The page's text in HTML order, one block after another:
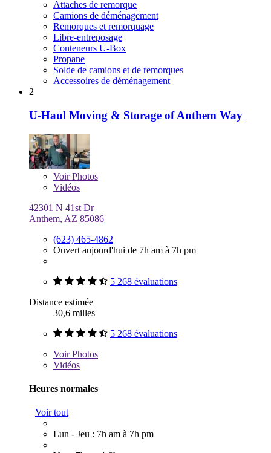
Attaches de remorque
Camions de déménagement
Remorques et remorquage
Libre-entreposage
Conteneurs U-Box
Propane
Solde de camions et de remorques
Accessoires de déménagement
2
U-Haul Moving & Storage of Anthem Way
VoirPhotos
Vidéos
42301 N 41st Dr
Anthem, AZ 85086
(623) 465-4862
Ouvert aujourd'hui de 7h am à 7h pm
5 268 évaluations
Distance estimée
30,6 milles
5 268 évaluations
VoirPhotos
Vidéos
Heures normales
Voir tout
Lun - Jeu : 7h am à 7h pm